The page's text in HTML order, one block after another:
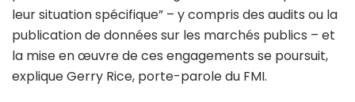
leur situation spécifique” – y compris des audits ou la
publication de données sur les marchés publics – et
la mise en œuvre de ces engagements se poursuit,
explique Gerry Rice, porte-parole du FMI.